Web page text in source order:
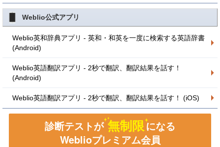
Weblio公式アプリ
Weblio英和辞典アプリ - 英和・和英を一度に検索する英語辞書
(Android)
Weblio英語翻訳アプリ - 2秒で翻訳、翻訳結果を話す！
(Android)
Weblio英語翻訳アプリ - 2秒で翻訳、翻訳結果を話す！ (iOS)
診断テストが 無制限になる
Weblioプレミアム会員